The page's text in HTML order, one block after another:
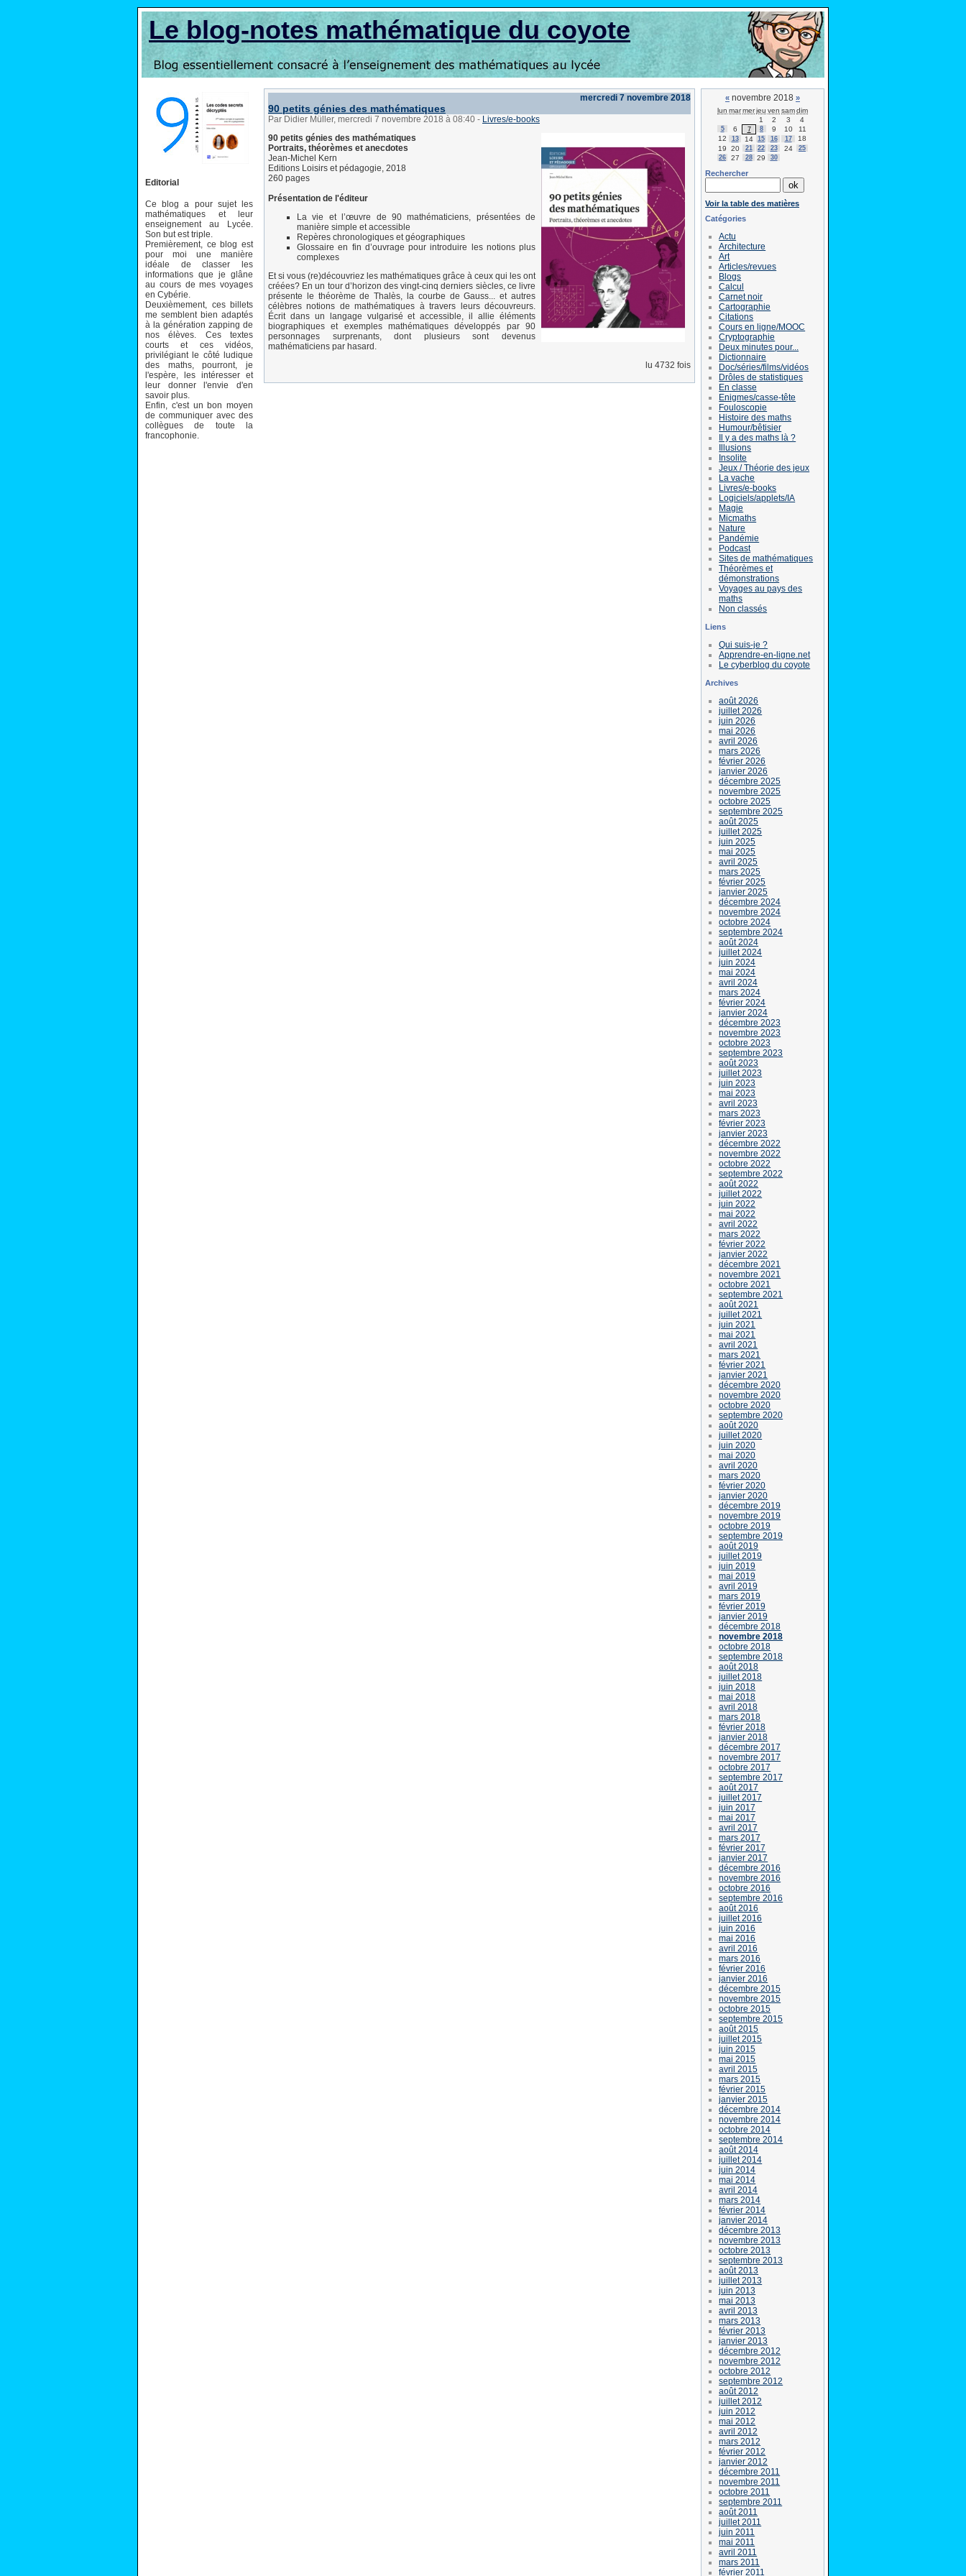
Le blog-notes mathématique du coyote
Editorial
Ce blog a pour sujet les
mathématiques et leur
enseignement au Lycée.
Son but est triple.
Premièrement, ce blog est
pour moi une manière
idéale de classer les
informations que je glâne
au cours de mes voyages
en Cybérie.
Deuxièmement, ces billets
me semblent bien adaptés
à la génération zapping de
nos élèves. Ces textes
courts et ces vidéos,
privilégiant le côté ludique
des maths, pourront, je
l'espère, les intéresser et
leur donner l'envie d'en
savoir plus.
Enfin, c'est un bon moyen
de communiquer avec des
collègues de toute la
francophonie.
mercredi 7 novembre 2018
90 petits génies des mathématiques
Par Didier Müller, mercredi 7 novembre 2018 à 08:40 - Livres/e-books
90 petits génies des mathématiques
Portraits, théorèmes et anecdotes
Jean-Michel Kern
Editions Loisirs et pédagogie, 2018
260 pages
Présentation de l'éditeur
La vie et l’œuvre de 90 mathématiciens, présentées de
manière simple et accessible
Repères chronologiques et géographiques
Glossaire en fin d’ouvrage pour introduire les notions plus
complexes
Et si vous (re)découvriez les mathématiques grâce à ceux qui les ont
créées? En un tour d’horizon des vingt-cinq derniers siècles, ce livre
présente le théorème de Thalès, la courbe de Gauss... et autres
célèbres notions de mathématiques à travers leurs découvreurs.
Écrit dans un langage vulgarisé et accessible, il allie éléments
biographiques et exemples mathématiques développés par 90
personnages surprenants, dont plusieurs sont devenus
mathématiciens par hasard.
lu 4732 fois
« novembre 2018 »
lun marmerjeu ven samdim
1
2 3 4
5 6 7 8 9 10
11
12
13 14 15 16 17
18
19
20 21 22 23 24
25
26
27 28 29 30
Rechercher
Voir la table des matières
Catégories
Actu
Architecture
Art
Articles/revues
Blogs
Calcul
Carnet noir
Cartographie
Citations
Cours en ligne/MOOC
Cryptographie
Deux minutes pour...
Dictionnaire
Doc/séries/films/vidéos
Drôles de statistiques
En classe
Enigmes/casse-tête
Fouloscopie
Histoire des maths
Humour/bêtisier
Il y a des maths là ?
Illusions
Insolite
Jeux / Théorie des jeux
La vache
Livres/e-books
Logiciels/applets/IA
Magie
Micmaths
Nature
Pandémie
Podcast
Sites de mathématiques
Théorèmes et
démonstrations
Voyages au pays des
maths
Non classés
Liens
Qui suis-je ?
Apprendre-en-ligne.net
Le cyberblog du coyote
Archives
août 2026
juillet 2026
juin 2026
mai 2026
avril 2026
mars 2026
février 2026
janvier 2026
décembre 2025
novembre 2025
octobre 2025
septembre 2025
août 2025
juillet 2025
juin 2025
mai 2025
avril 2025
mars 2025
février 2025
janvier 2025
décembre 2024
novembre 2024
octobre 2024
septembre 2024
août 2024
juillet 2024
juin 2024
mai 2024
avril 2024
mars 2024
février 2024
janvier 2024
décembre 2023
novembre 2023
octobre 2023
septembre 2023
août 2023
juillet 2023
juin 2023
mai 2023
avril 2023
mars 2023
février 2023
janvier 2023
décembre 2022
novembre 2022
octobre 2022
septembre 2022
août 2022
juillet 2022
juin 2022
mai 2022
avril 2022
mars 2022
février 2022
janvier 2022
décembre 2021
novembre 2021
octobre 2021
septembre 2021
août 2021
juillet 2021
juin 2021
mai 2021
avril 2021
mars 2021
février 2021
janvier 2021
décembre 2020
novembre 2020
octobre 2020
septembre 2020
août 2020
juillet 2020
juin 2020
mai 2020
avril 2020
mars 2020
février 2020
janvier 2020
décembre 2019
novembre 2019
octobre 2019
septembre 2019
août 2019
juillet 2019
juin 2019
mai 2019
avril 2019
mars 2019
février 2019
janvier 2019
décembre 2018
novembre 2018
octobre 2018
septembre 2018
août 2018
juillet 2018
juin 2018
mai 2018
avril 2018
mars 2018
février 2018
janvier 2018
décembre 2017
novembre 2017
octobre 2017
septembre 2017
août 2017
juillet 2017
juin 2017
mai 2017
avril 2017
mars 2017
février 2017
janvier 2017
décembre 2016
novembre 2016
octobre 2016
septembre 2016
août 2016
juillet 2016
juin 2016
mai 2016
avril 2016
mars 2016
février 2016
janvier 2016
décembre 2015
novembre 2015
octobre 2015
septembre 2015
août 2015
juillet 2015
juin 2015
mai 2015
avril 2015
mars 2015
février 2015
janvier 2015
décembre 2014
novembre 2014
octobre 2014
septembre 2014
août 2014
juillet 2014
juin 2014
mai 2014
avril 2014
mars 2014
février 2014
janvier 2014
décembre 2013
novembre 2013
octobre 2013
septembre 2013
août 2013
juillet 2013
juin 2013
mai 2013
avril 2013
mars 2013
février 2013
janvier 2013
décembre 2012
novembre 2012
octobre 2012
septembre 2012
août 2012
juillet 2012
juin 2012
mai 2012
avril 2012
mars 2012
février 2012
janvier 2012
décembre 2011
novembre 2011
octobre 2011
septembre 2011
août 2011
juillet 2011
juin 2011
mai 2011
avril 2011
mars 2011
février 2011